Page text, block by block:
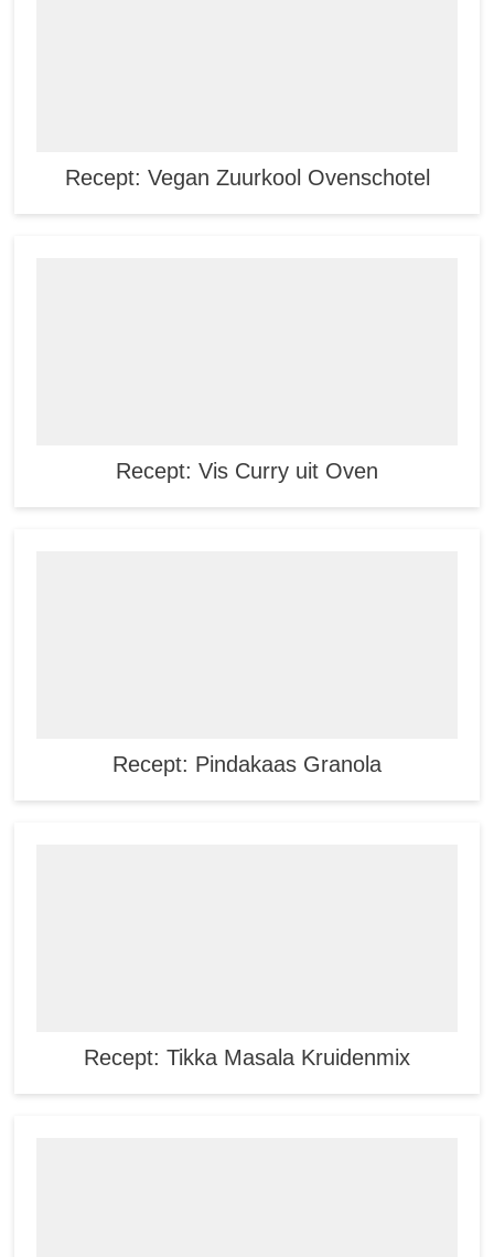
Recept: Vegan Zuurkool Ovenschotel
Recept: Vis Curry uit Oven
Recept: Pindakaas Granola
Recept: Tikka Masala Kruidenmix